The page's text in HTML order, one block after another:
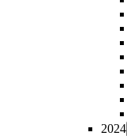
2024